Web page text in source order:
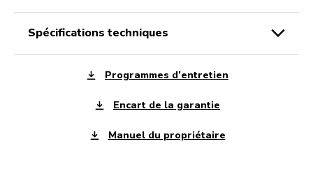
spécifications techniques
Programmes d’entretien
Encart de la garantie
Manuel du propriétaire